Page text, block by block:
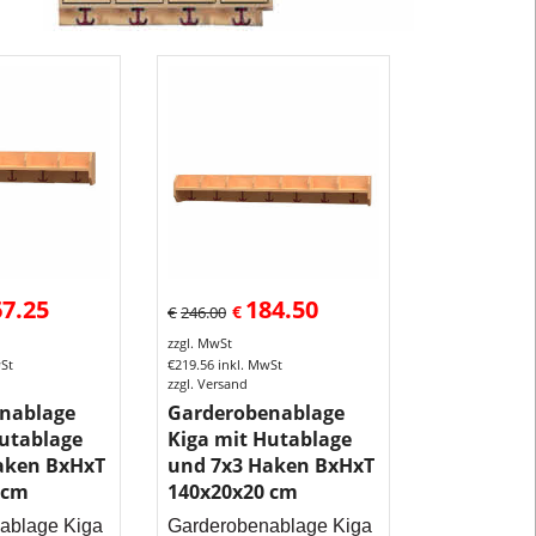
BxHxT
Kiga
€246.00 € 184.50
zzgl. MwSt
€219.56 inkl. MwSt
zzgl. Versand
Garderobenablage
Kiga mit Hutablage
und 7x3 Haken BxHxT
140x20x20 cm
Garderobenablage Kiga